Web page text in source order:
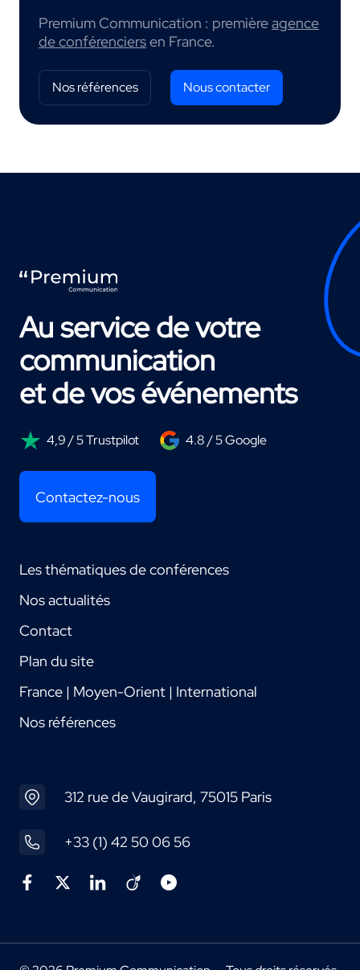
Premium Communication : premièreagence
de conférenciersen France.
Nos références Nous contacter
Au service de votre
communication
et de vos événements
4,9 / 5 Trustpilot 4.8 / 5 Google
Contactez-nous
Les thématiques de conférences
Nos actualités
Contact
Plan du site
France | Moyen-Orient | International
Nos références
312 rue de Vaugirard, 75015 Paris
+33 (1) 42 50 06 56